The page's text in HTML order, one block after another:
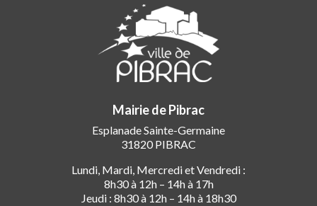
Mairie de Pibrac
Esplanade Sainte-Germaine
31820 PIBRAC
Lundi, Mardi, Mercredi et Vendredi :
8h30 à 12h – 14h à 17h
Jeudi : 8h30 à 12h – 14h à 18h30